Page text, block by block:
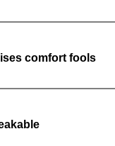
comfort fools